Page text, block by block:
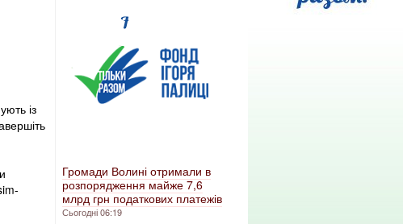
із
Громади Волині отримали в
розпорядження майже 7,6
млрд грн податкових платежів
Сьогодні 06:19